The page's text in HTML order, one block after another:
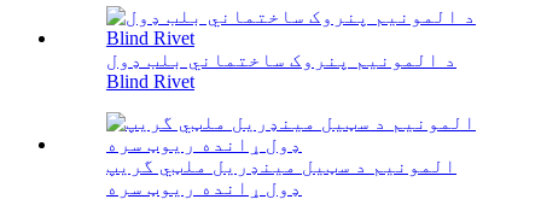
د المونیم پنروک ساختماني بلب ډول
Blind Rivet
المونیم د سټیل مینډریل ملټي گریپ
ډول ړانده ریوټ سره